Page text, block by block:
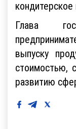
Глава
выпуску
стоимостью,
развитию